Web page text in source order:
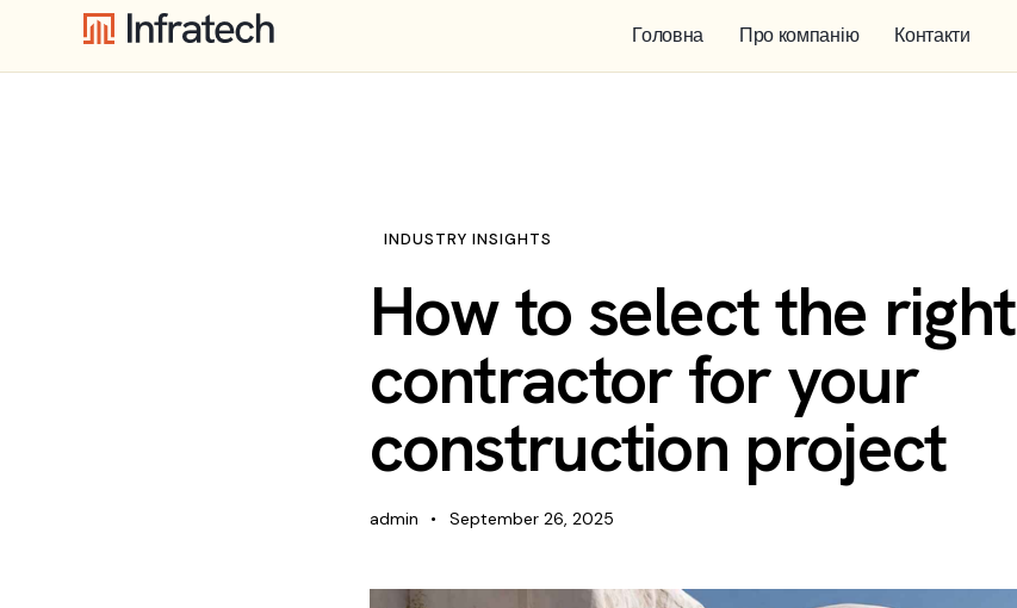
Головна Про компанію Контакти
INDUSTRY INSIGHTS
How to select the right
contractor for your
construction project
admin September 26, 2025